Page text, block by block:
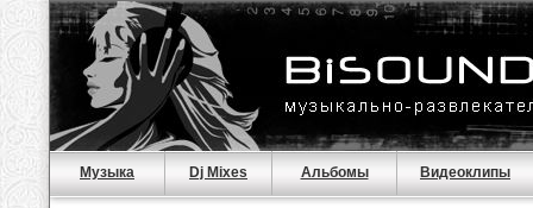
Музыка Dj Mixes Альбомы Видеоклипы